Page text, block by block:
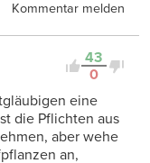
Kommentar melden
43
0
eine
die Pflichten aus
aber wehe
an,